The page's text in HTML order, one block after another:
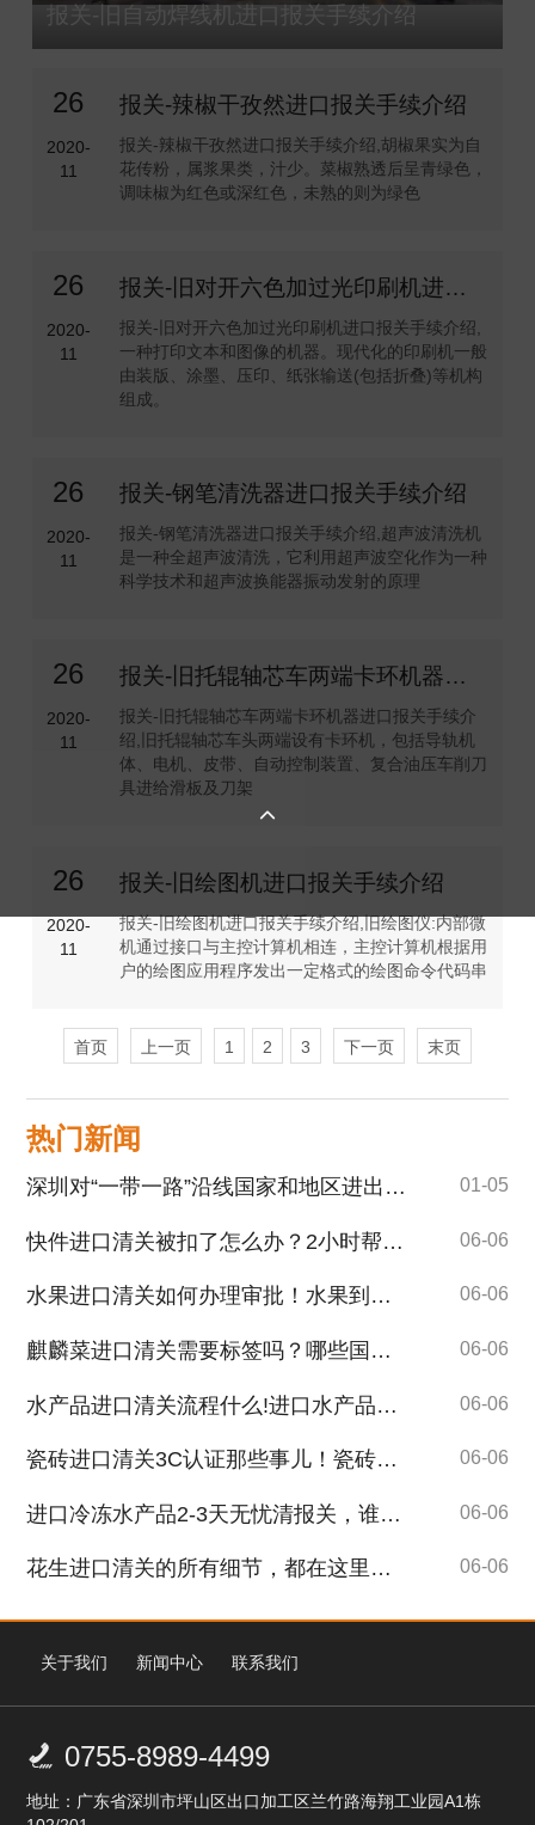

报关-旧自动焊线机进口报关手续介绍
26
2020-
11
报关-辣椒干孜然进口报关手续介绍
报关-辣椒干孜然进口报关手续介绍,胡椒果实为自
花传粉，属浆果类，汁少。菜椒熟透后呈青绿色，
调味椒为红色或深红色，未熟的则为绿色
26
2020-
11
报关-旧对开六色加过光印刷机进口报关手续介绍
报关-旧对开六色加过光印刷机进口报关手续介绍,
一种打印文本和图像的机器。现代化的印刷机一般
由装版、涂墨、压印、纸张输送(包括折叠)等机构
组成。
26
2020-
11
报关-钢笔清洗器进口报关手续介绍
报关-钢笔清洗器进口报关手续介绍,超声波清洗机
是一种全超声波清洗，它利用超声波空化作为一种
科学技术和超声波换能器振动发射的原理
26
2020-
11
报关-旧托辊轴芯车两端卡环机器进口报关手续介绍
报关-旧托辊轴芯车两端卡环机器进口报关手续介
绍,旧托辊轴芯车头两端设有卡环机，包括导轨机
体、电机、皮带、自动控制装置、复合油压车削刀
具进给滑板及刀架
26
2020-
11
报关-旧绘图机进口报关手续介绍
报关-旧绘图机进口报关手续介绍,旧绘图仪:内部微
机通过接口与主控计算机相连，主控计算机根据用
户的绘图应用程序发出一定格式的绘图命令代码串
首页 上一页 1 2 3 下一页 末页
热门新闻
深圳对“一带一路”沿线国家和地区进出口保持良好发展态势 01-05
快件进口清关被扣了怎么办？2小时帮您快速解清关！ 06-06
水果进口清关如何办理审批！水果到港前需要提供哪些清关单证！ 06-06
麒麟菜进口清关需要标签吗？哪些国家的麒麟菜可以进口！ 06-06
水产品进口清关流程什么!进口水产品需要办理审批吗? 06-06
瓷砖进口清关3C认证那些事儿！瓷砖进口报关经验丰富、专业团队！ 06-06
进口冷冻水产品2-3天无忧清报关，谁人不心动？ 06-06
花生进口清关的所有细节，都在这里了，拿走不谢！ 06-06
关于我们 新闻中心 联系我们
 0755-8989-4499
地址：广东省深圳市坪山区出口加工区兰竹路海翔工业园A1栋